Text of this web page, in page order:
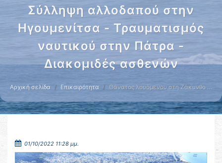
Σύλληψη αλλοδαπού στην
Ηγουμενίτσα - Τραυματισμός
ναυτικού στην Πάτρα -
Διακομιδές ασθενών
Αρχική σελίδα Επικαιρότητα Θάνατος λουόμενου στη Ζάκυνθο …
01/10/2022 11:28 μμ.